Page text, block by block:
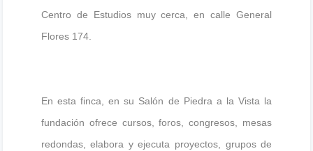
Centro de Estudios muy cerca, en calle General
Flores 174.
En esta finca, en su Salón de Piedra a la Vista la
fundación ofrece cursos, foros, congresos, mesas
redondas, elabora y ejecuta proyectos, grupos de